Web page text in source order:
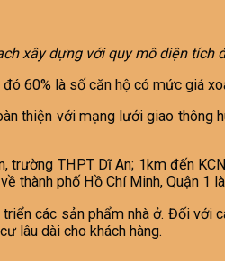
xây dựng với quy mô diện tích
60% là số căn hộ có mức giá
thiện với mạng lưới giao thông
THPT Dĩ An; 1km đến
thành phố Hồ Chí Minh, Quận 1
các sản phẩm nhà ở. Đối với
lâu dài cho khách hàng.